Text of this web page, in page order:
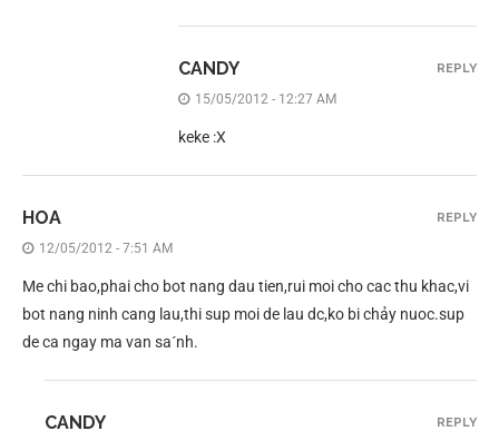
CANDY
15/05/2012 - 12:27 AM
keke :X
REPLY
HOA
12/05/2012 - 7:51 AM
Me chi bao,phai cho bot nang dau tien,rui moi cho cac thu khac,vi
bot nang ninh cang lau,thi sup moi de lau dc,ko bi chảy nuoc.sup
de ca ngay ma van sa´nh.
REPLY
CANDY REPLY